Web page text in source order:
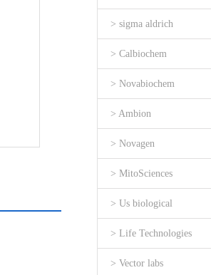
> sigma aldrich
> Calbiochem
> Novabiochem
> Ambion
> Novagen
> MitoSciences
> Us biological
> Life Technologies
> Vector labs